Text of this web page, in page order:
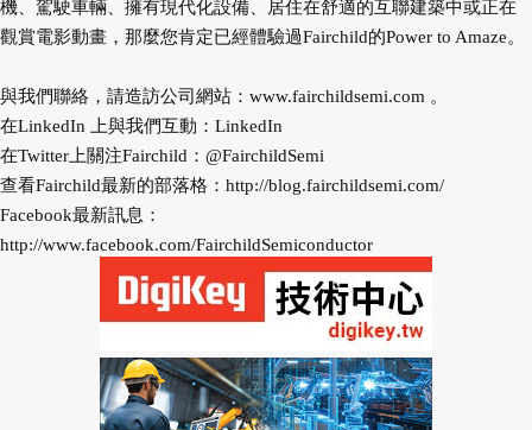
機、駕駛車輛、擁有現代化設備、居住在舒適的互聯建築中或正在
觀賞電影動畫，那麼您肯定已經體驗過Fairchild的Power to Amaze。
與我們聯絡，請造訪公司網站： www.fairchildsemi.com 。
在LinkedIn 上與我們互動：LinkedIn
在Twitter上關注Fairchild：@FairchildSemi
查看Fairchild最新的部落格： http://blog.fairchildsemi.com/
Facebook最新訊息：
http://www.facebook.com/FairchildSemiconductor